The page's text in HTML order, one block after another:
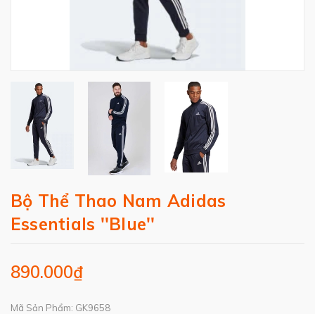
Bộ Thể Thao Nam Adidas
Essentials ''Blue''
890.000₫
Mã Sản Phẩm: GK9658